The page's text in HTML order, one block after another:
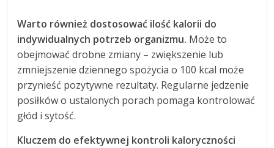
Warto również dostosować ilość kalorii do
indywidualnych potrzeb organizmu. Może to
obejmować drobne zmiany – zwiększenie lub
zmniejszenie dziennego spożycia o 100 kcal może
przynieść pozytywne rezultaty. Regularne jedzenie
posiłków o ustalonych porach pomaga kontrolować
głód i sytość.
Kluczem do efektywnej kontroli kaloryczności